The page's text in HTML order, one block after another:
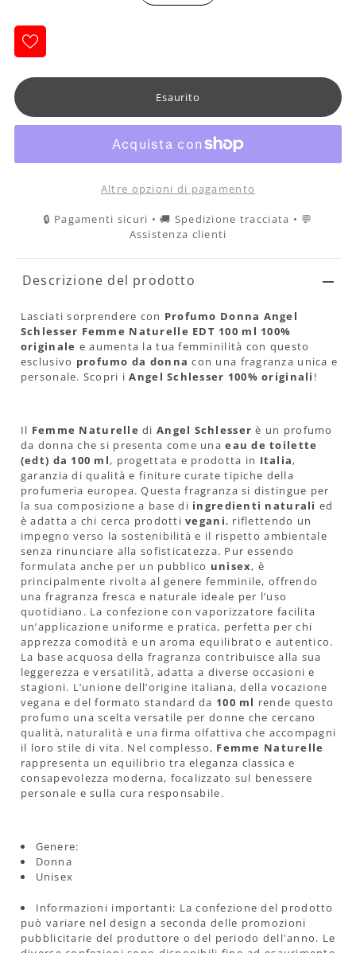
Altre opzioni di pagamento
🔒 Pagamenti sicuri • 🚚 Spedizione tracciata • 💬
Assistenza clienti
Descrizione del prodotto
Lasciati sorprendere con Profumo Donna Angel
Schlesser Femme Naturelle EDT 100 ml 100%
originale e aumenta la tua femminilità con questo
esclusivo profumo da donna con una fragranza unica e
personale. Scopri iAngel Schlesser 100% originali !
Il Femme Naturelle di Angel Schlesser è un profumo
da donna che si presenta come unaeau de toilette
(edt) da 100 ml, progettata e prodotta in Italia,
garanzia di qualità e finiture curate tipiche della
profumeria europea. Questa fragranza si distingue per
la sua composizione a base di ingredienti naturali ed
è adatta a chi cerca prodottivegani, riflettendo un
impegno verso la sostenibilità e il rispetto ambientale
senza rinunciare alla sofisticatezza. Pur essendo
formulata anche per un pubblico unisex, è
principalmente rivolta al genere femminile, offrendo
una fragranza fresca e naturale ideale per l’uso
quotidiano. La confezione con vaporizzatore facilita
un’applicazione uniforme e pratica, perfetta per chi
apprezza comodità e un aroma equilibrato e autentico.
La base acquosa della fragranza contribuisce alla sua
leggerezza e versatilità, adatta a diverse occasioni e
stagioni. L’unione dell’origine italiana, della vocazione
vegana e del formato standard da 100 ml rende questo
profumo una scelta versatile per donne che cercano
qualità, naturalità e una firma olfattiva che accompagni
il loro stile di vita. Nel complesso, Femme Naturelle
rappresenta un equilibrio tra eleganza classica e
consapevolezza moderna, focalizzato sul benessere
personale e sulla cura responsabile.
Genere:
Donna
Unisex
Informazioni importanti: La confezione del prodotto
può variare nel design a seconda delle promozioni
pubblicitarie del produttore o del periodo dell'anno. Le